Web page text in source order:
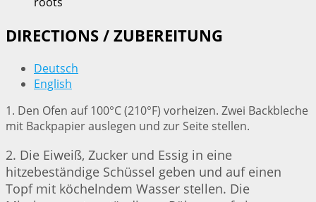
DIRECTIONS / ZUBEREITUNG
Deutsch
English
1. Den Ofen auf 100°C (210°F) vorheizen. Zwei Backbleche
mit Backpapier auslegen und zur Seite stellen.
2. Die Eiweiß, Zucker und Essig in eine
hitzebeständige Schüssel geben und auf einen
Topf mit köchelndem Wasser stellen. Die